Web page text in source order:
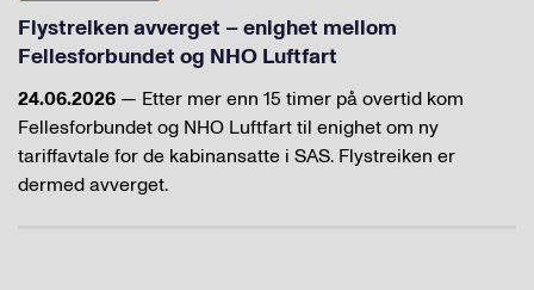
Flystreiken avverget – enighet mellom
Fellesforbundet og NHO Luftfart
24.06.2026 — Etter mer enn 15 timer på overtid kom
Fellesforbundet og NHO Luftfart til enighet om ny
tariffavtale for de kabinansatte i SAS. Flystreiken er
dermed avverget.